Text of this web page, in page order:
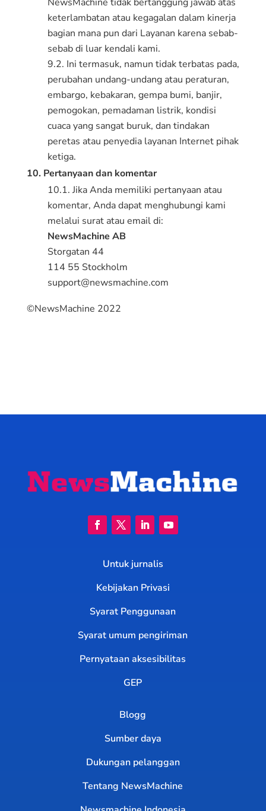
keterlambatan atau kegagalan dalam kinerja
bagian mana pun dari Layanan karena sebab-
sebab di luar kendali kami.
9.2. Ini termasuk, namun tidak terbatas pada,
perubahan undang-undang atau peraturan,
embargo, kebakaran, gempa bumi, banjir,
pemogokan, pemadaman listrik, kondisi
cuaca yang sangat buruk, dan tindakan
peretas atau penyedia layanan Internet pihak
ketiga.
10. Pertanyaan dan komentar
10.1. Jika Anda memiliki pertanyaan atau
komentar, Anda dapat menghubungi kami
melalui surat atau email di:
NewsMachine AB
Storgatan 44
114 55 Stockholm
support@newsmachine.com
©NewsMachine 2022
Untuk jurnalis
Kebijakan Privasi
Syarat Penggunaan
Syarat umum pengiriman
Pernyataan aksesibilitas
GEP
Blogg
Sumber daya
Dukungan pelanggan
Tentang NewsMachine